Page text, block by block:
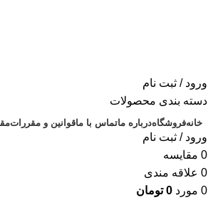
ورود / ثبت نام
دسته بندی محصولات
خانهفروشگاهدرباره ماتماس با ماقوانین و مقررات
ورود / ثبت نام
0 مقايسه
0 علاقه مندی
0 مورد 0 تومان